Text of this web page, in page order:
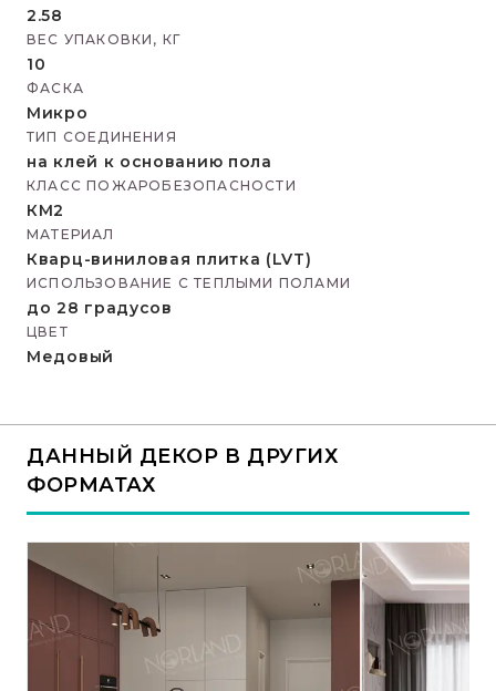
2.58
ВЕС УПАКОВКИ, КГ
10
ФАСКА
Микро
ТИП СОЕДИНЕНИЯ
на клей к основанию пола
КЛАСС ПОЖАРОБЕЗОПАСНОСТИ
КМ2
МАТЕРИАЛ
Кварц-виниловая плитка (LVT)
ИСПОЛЬЗОВАНИЕ С ТЕПЛЫМИ ПОЛАМИ
до 28 градусов
ЦВЕТ
Медовый
ДАННЫЙ ДЕКОР В ДРУГИХ
ФОРМАТАХ